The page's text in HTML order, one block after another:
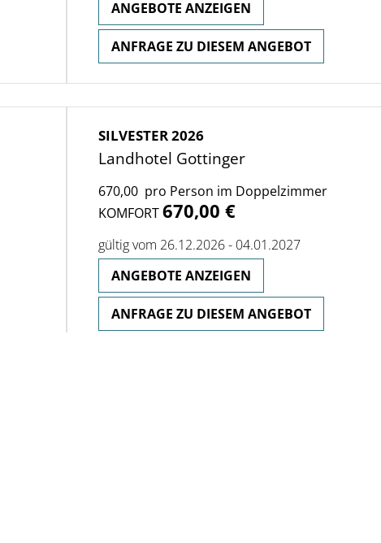
ANGEBOTE ANZEIGEN
ANFRAGE ZU DIESEM ANGEBOT
SILVESTER 2026
Landhotel Gottinger
670,00  pro Person im Doppelzimmer
KOMFORT670,00 €
gültig vom 26.12.2026 - 04.01.2027
ANGEBOTE ANZEIGEN
ANFRAGE ZU DIESEM ANGEBOT